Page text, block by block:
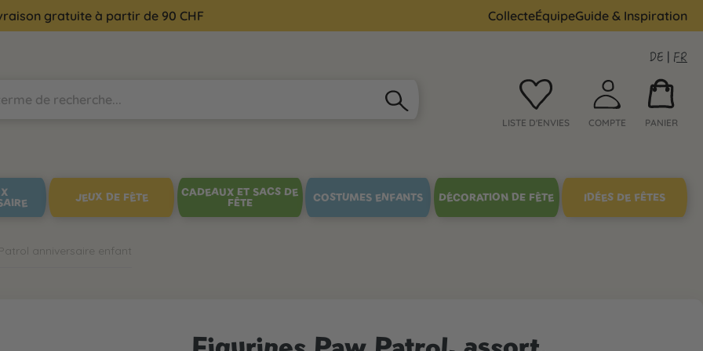
gratuite à partir de 90 CHF CollecteÉquipeGuide & Inspiration
DE | FR
LISTE D'ENVIES COMPTE PANIER
JEUX DE FÊTE
CADEAUX ET SACS DE
FÊTE
COSTUMES ENFANTS DÉCORATION DE FÊTE IDÉES DE FÊTES
anniversaire enfant